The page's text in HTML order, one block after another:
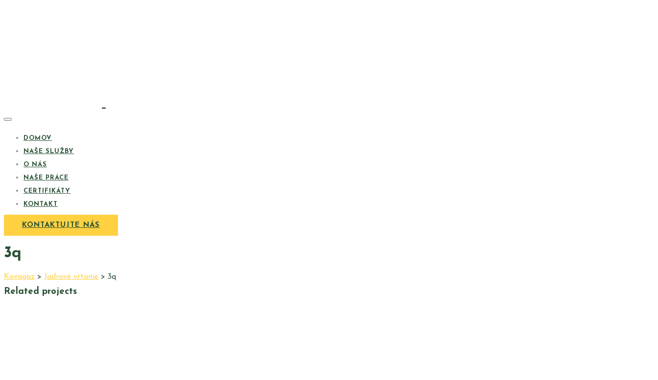
DOMOV
NAŠE SLUŽBY
O NÁS
NAŠE PRÁCE
CERTIFIKÁTY
KONTAKT
KONTAKTUJTE NÁS
3q
Kovagaz > Jadrové vŕtanie > 3q
Related projects